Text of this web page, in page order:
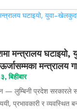
मन्त्रालय घटाइयो,
मन्त्रालय
बिहीबार
लुम्बिनी प्रदेश सरकारले
प्रभावकारी र व्यवस्थित